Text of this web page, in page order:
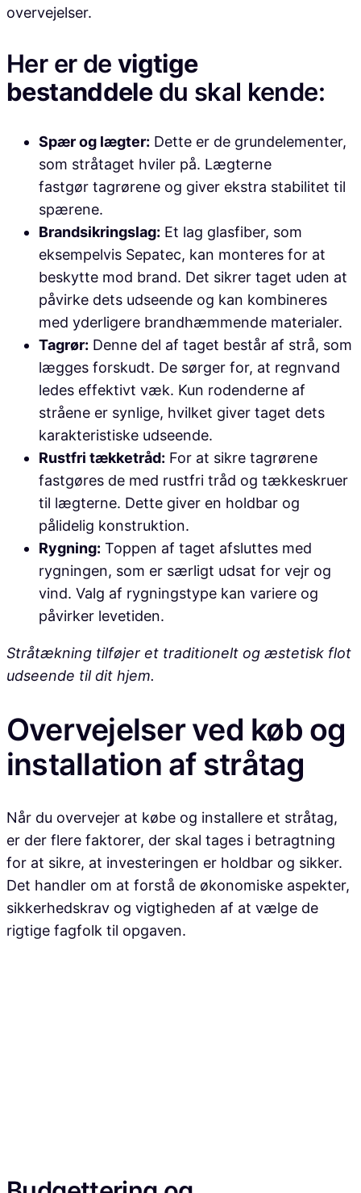
overvejelser.
Her er de vigtige
bestanddeledu skal kende:
Spær og lægter: Dette er de grundelementer,
som stråtaget hviler på. Lægterne
fastgør tagrørene og giver ekstra stabilitet til
spærene.
Brandsikringslag: Et lag glasfiber, som
eksempelvis Sepatec, kan monteres for at
beskytte mod brand. Det sikrer taget uden at
påvirke dets udseende og kan kombineres
med yderligere brandhæmmende materialer.
Tagrør: Denne del af taget består af strå, som
lægges forskudt. De sørger for, at regnvand
ledes effektivt væk. Kun rodenderne af
stråene er synlige, hvilket giver taget dets
karakteristiske udseende.
Rustfri tækketråd: For at sikre tagrørene
fastgøres de med rustfri tråd og tækkeskruer
til lægterne. Dette giver en holdbar og
pålidelig konstruktion.
Rygning: Toppen af taget afsluttes med
rygningen, som er særligt udsat for vejr og
vind. Valg af rygningstype kan variere og
påvirker levetiden.
Stråtækning tilføjer et traditionelt og æstetisk flot
udseende til dit hjem.
Overvejelser ved køb og
installation af stråtag
Når du overvejer at købe og installere et stråtag,
er der flere faktorer, der skal tages i betragtning
for at sikre, at investeringen er holdbar og sikker.
Det handler om at forstå de økonomiske aspekter,
sikkerhedskrav og vigtigheden af at vælge de
rigtige fagfolk til opgaven.